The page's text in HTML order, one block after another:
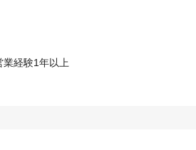
業経験1年以上